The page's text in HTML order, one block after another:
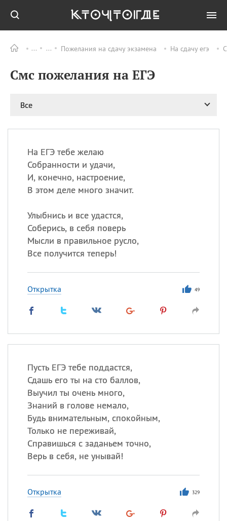
Пожелания на сдачу экзамена На сдачу егэ
Смс пожелания на ЕГЭ
Все
На ЕГЭ тебе желаю
Собранности и удачи,
И, конечно, настроение,
В этом деле много значит.
Улыбнись и все удастся,
Соберись, в себя поверь
Мысли в правильное русло,
Все получится теперь!
Открытка 49
Пусть ЕГЭ тебе поддастся,
Сдашь его ты на сто баллов,
Выучил ты очень много,
Знаний в голове немало,
Будь внимательным, спокойным,
Только не переживай,
Справишься с заданьем точно,
Верь в себя, не унывай!
Открытка 329
ПРАЗДНИКИ Все
08.08
День «Счастье
День мира в Аугсбурге
больных
ИМЕНА
происхождение